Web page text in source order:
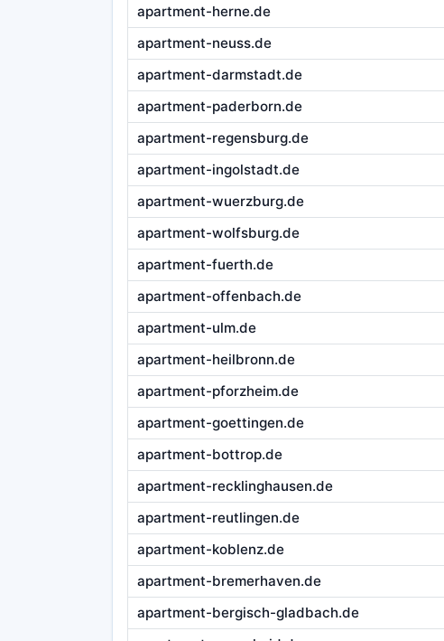
apartment-herne.de
apartment-neuss.de
apartment-darmstadt.de
apartment-paderborn.de
apartment-regensburg.de
apartment-ingolstadt.de
apartment-wuerzburg.de
apartment-wolfsburg.de
apartment-fuerth.de
apartment-offenbach.de
apartment-ulm.de
apartment-heilbronn.de
apartment-pforzheim.de
apartment-goettingen.de
apartment-bottrop.de
apartment-recklinghausen.de
apartment-reutlingen.de
apartment-koblenz.de
apartment-bremerhaven.de
apartment-bergisch-gladbach.de